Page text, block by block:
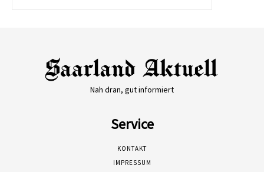
Nah dran, gut informiert
Service
KONTAKT
IMPRESSUM